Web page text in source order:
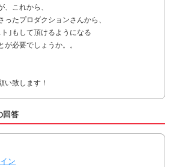
、これから、
ったプロダクションさんから、
｣もして頂けるようになる
必要でしょうか。。
い致します！
回答
ン